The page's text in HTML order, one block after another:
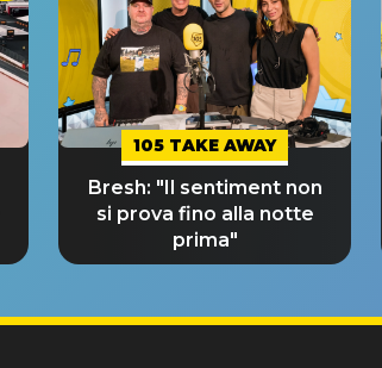
105 TAKE AWAY
Bresh: "Il sentiment non
si prova fino alla notte
prima"